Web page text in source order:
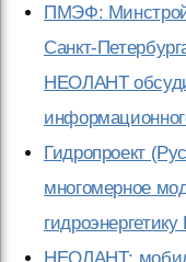
ПМЭФ:
Санкт-
НЕОЛАНТ
Гидропроект
многомерное
НЕОЛАНТ: